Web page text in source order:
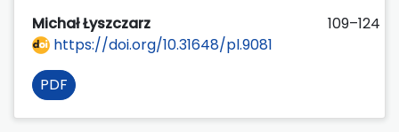
Michał Łyszczarz
109–124
https://doi.org/10.31648/pl.9081
PDF